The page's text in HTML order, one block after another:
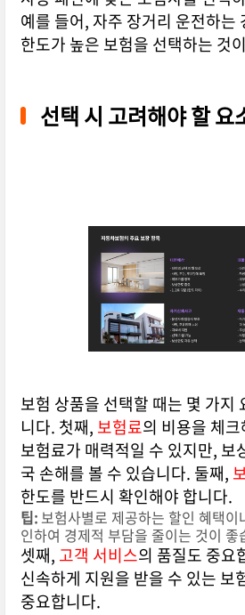
예를 들어, 자주 장거리 운전하는
한도가 높은 보험을 선택하는 것
선택 시 고려해야 할 요
보험 상품을 선택할 때는 몇 가지
니다. 첫째, 보험료의 비용을 체
보험료가 매력적일 수 있지만, 보
국 손해를 볼 수 있습니다. 둘째,
한도를 반드시 확인해야 합니다.
팁:보험사별로 제공하는 할인 혜택이
인하여 경제적 부담을 줄이는 것이 좋
셋째, 고객 서비스의 품질도 중요
신속하게 지원을 받을 수 있는 보
중요합니다.